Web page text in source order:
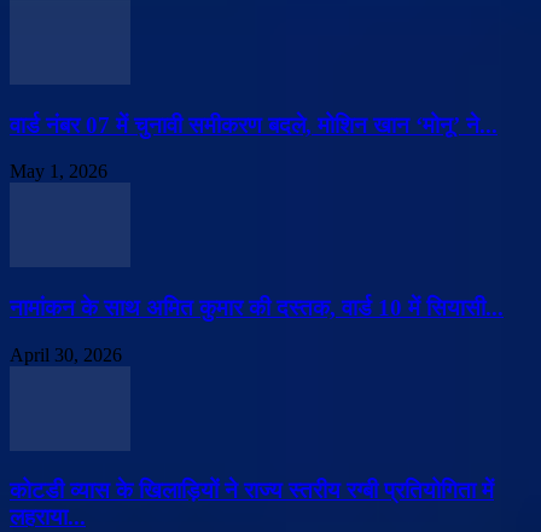
वार्ड नंबर 07 में चुनावी समीकरण बदले, मोशिन खान ‘मोनू’ ने...
May 1, 2026
नामांकन के साथ अमित कुमार की दस्तक, वार्ड 10 में सियासी...
April 30, 2026
कोटडी व्यास के खिलाड़ियों ने राज्य स्तरीय रग्बी प्रतियोगिता में
लहराया...